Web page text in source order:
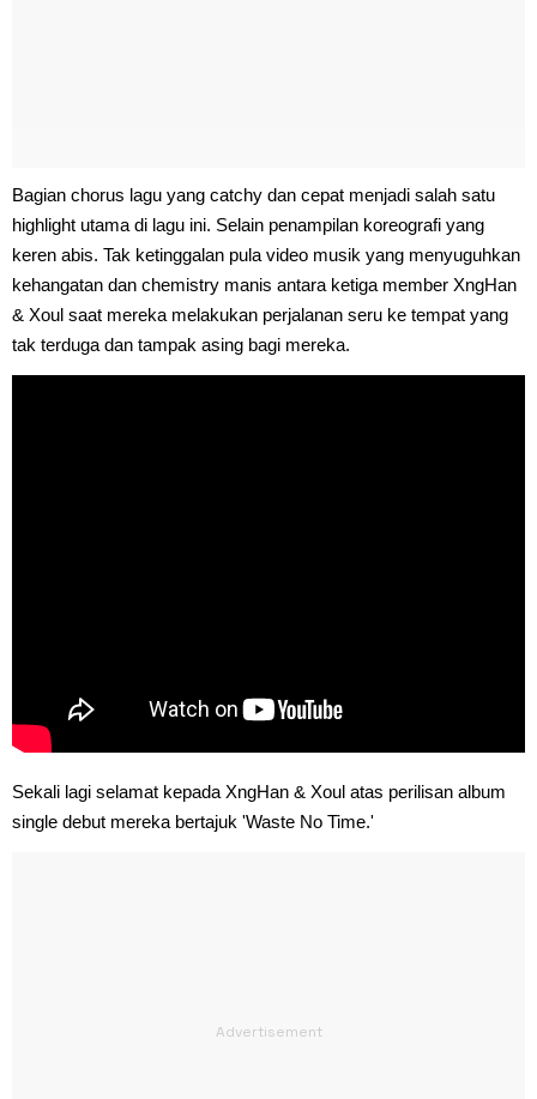
Bagian chorus lagu yang catchy dan cepat menjadi salah satu
highlight utama di lagu ini. Selain penampilan koreografi yang
keren abis. Tak ketinggalan pula video musik yang menyuguhkan
kehangatan dan chemistry manis antara ketiga member XngHan
& Xoul saat mereka melakukan perjalanan seru ke tempat yang
tak terduga dan tampak asing bagi mereka.
Sekali lagi selamat kepada XngHan & Xoul atas perilisan album
single debut mereka bertajuk 'Waste No Time.'